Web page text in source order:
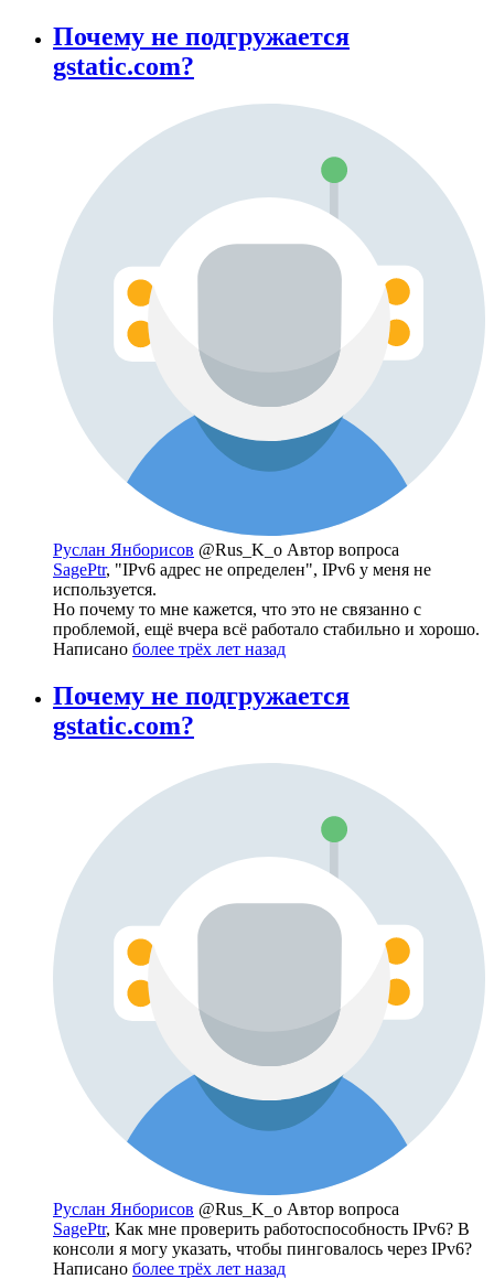
Почему не подгружается
gstatic.com?
Руслан Янборисов @Rus_K_o Автор вопроса
SagePtr, "IPv6 адрес не определен", IPv6 у меня не
используется.
Но почему то мне кажется, что это не связанно с
проблемой, ещё вчера всё работало стабильно и хорошо.
Написано более трёх лет назад
Почему не подгружается
gstatic.com?
Руслан Янборисов @Rus_K_o Автор вопроса
SagePtr, Как мне проверить работоспособность IPv6? В
консоли я могу указать, чтобы пинговалось через IPv6?
Написано более трёх лет назад